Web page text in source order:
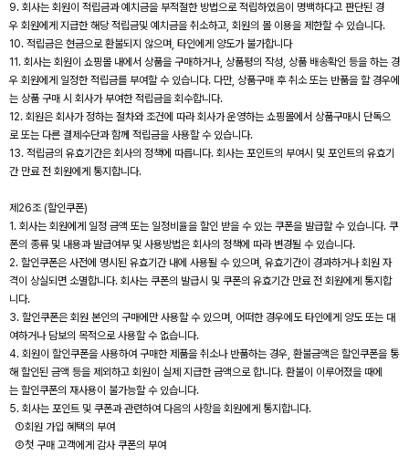
9. 회사는 회원이 적립금과 예치금을 부적절한 방법으로 적립하였음이 명백하다고 판단된 경
우 회원에게 지급한 해당 적립금및 예치금을 취소하고, 회원의 몰 이용을 제한할 수 있습니다.
10. 적립금은 현금으로 환불되지 않으며, 타인에게 양도가 불가합니다
11. 회사는 회원이 쇼핑몰 내에서 상품을 구매하거나, 상품평의 작성, 상품 배송확인 등을 하는 경
우 회원에게 일정한 적립금를 부여할 수 있습니다. 다만, 상품구매 후 취소 또는 반품을 할 경우에
는 상품 구매 시 회사가 부여한 적립금을 회수합니다.
12. 회원은 회사가 정하는 절차와 조건에 따라 회사가 운영하는 쇼핑몰에서 상품구매시 단독으
로 또는 다른 결제수단과 함께 적립금을 사용할 수 있습니다.
13. 적립금의 유효기간은 회사의 정책에 따릅니다. 회사는 포인트의 부여시 및 포인트의 유효기
간 만료 전 회원에게 통지합니다.
제26조 (할인쿠폰)
1. 회사는 회원에게 일정 금액 또는 일정비율을 할인 받을 수 있는 쿠폰을 발급할 수 있습니다. 쿠
폰의 종류 및 내용과 발급여부 및 사용방법은 회사의 정책에 따라 변경될 수 있습니다.
2. 할인쿠폰은 사전에 명시된 유효기간 내에 사용될 수 있으며, 유효기간이 경과하거나 회원 자
격이 상실되면 소멸합니다. 회사는 쿠폰의 발급시 및 쿠폰의 유효기간 만료 전 회원에게 통지합
니다.
3. 할인쿠폰은 회원 본인의 구매에만 사용할 수 있으며, 어떠한 경우에도 타인에게 양도 또는 대
여하거나 담보의 목적으로 사용할 수 없습니다.
4. 회원이 할인쿠폰을 사용하여 구매한 제품을 취소나 반품하는 경우, 환불금액은 할인쿠폰을 통
해 할인된 금액 등을 제외하고 회원이 실제 지급한 금액으로 합니다. 환불이 이루어졌을 때에
는 할인쿠폰의 재사용이 불가능할 수 있습니다.
5. 회사는 포인트 및 쿠폰과 관련하여 다음의 사항을 회원에게 통지합니다.
①회원 가입 혜택의 부여
②첫 구매 고객에게 감사 쿠폰의 부여